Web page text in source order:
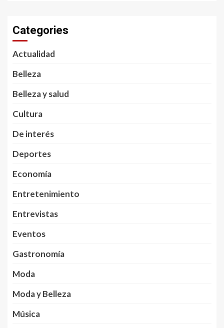
Categories
Actualidad
Belleza
Belleza y salud
Cultura
De interés
Deportes
Economía
Entretenimiento
Entrevistas
Eventos
Gastronomía
Moda
Moda y Belleza
Música